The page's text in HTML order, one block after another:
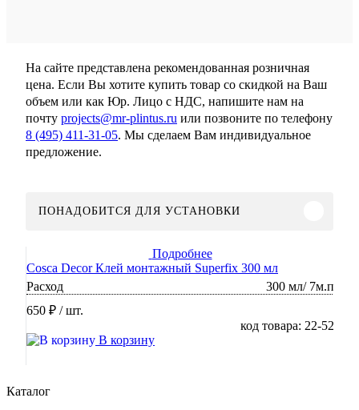
На сайте представлена рекомендованная розничная
цена. Если Вы хотите купить товар со скидкой на Ваш
объем или как Юр. Лицо с НДС, напишите нам на
почту projects@mr-plintus.ru или позвоните по телефону
8 (495) 411-31-05. Мы сделаем Вам индивидуальное
предложение.
ПОНАДОБИТСЯ ДЛЯ УСТАНОВКИ
Подробнее
Cosca Decor Клей монтажный Superfix 300 мл
Расход
300 мл/ 7м.п
650 ₽ / шт.
код товара: 22-52
В корзину
Каталог